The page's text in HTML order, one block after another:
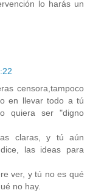
lo harás un
censora,tampoco
en llevar todo a tú
quiera ser "digno
claras, y tú aún
las ideas para
ver, y tú no es qué
no hay.